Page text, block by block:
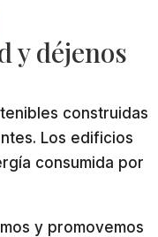
y déjenos
construidas
Los edificios
consumida por
y promovemos